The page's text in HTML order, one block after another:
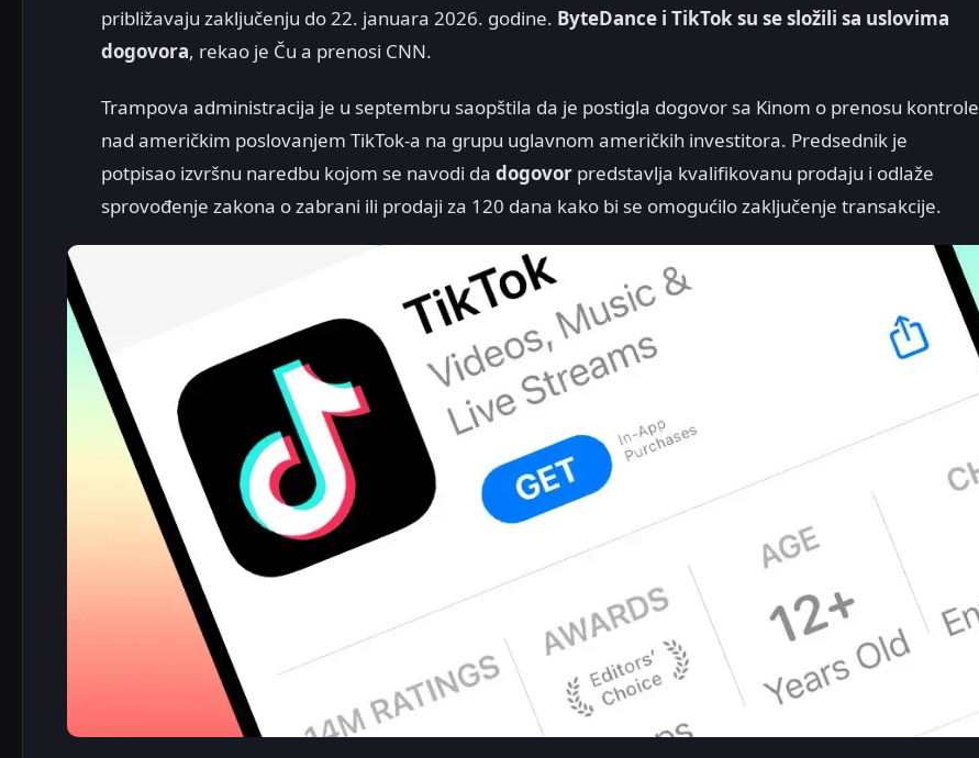
približavaju zaključenju do 22. januara 2026. godine. ByteDance i TikTok su se složili sa uslovima
dogovora, rekao je Ču a prenosi CNN.
Trampova administracija je u septembru saopštila da je postigla dogovor sa Kinom o prenosu kontrole
nad američkim poslovanjem TikTok-a na grupu uglavnom američkih investitora. Predsednik je
potpisao izvršnu naredbu kojom se navodi da dogovor predstavlja kvalifikovanu prodaju i odlaže
sprovođenje zakona o zabrani ili prodaji za 120 dana kako bi se omogućilo zaključenje transakcije.